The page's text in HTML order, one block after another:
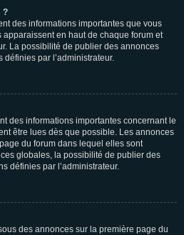
?
des informations importantes que vous
en haut de chaque forum et
La possibilité de publier des annonces
par l’administrateur.
des informations importantes concernant le
être lues dès que possible. Les annonces
du forum dans lequel elles sont
globales, la possibilité de publier des
définies par l’administrateur.
des annonces sur la première page du